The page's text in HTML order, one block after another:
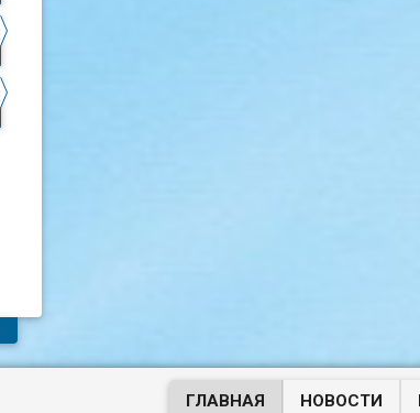
ГЛАВНАЯ НОВОСТИ